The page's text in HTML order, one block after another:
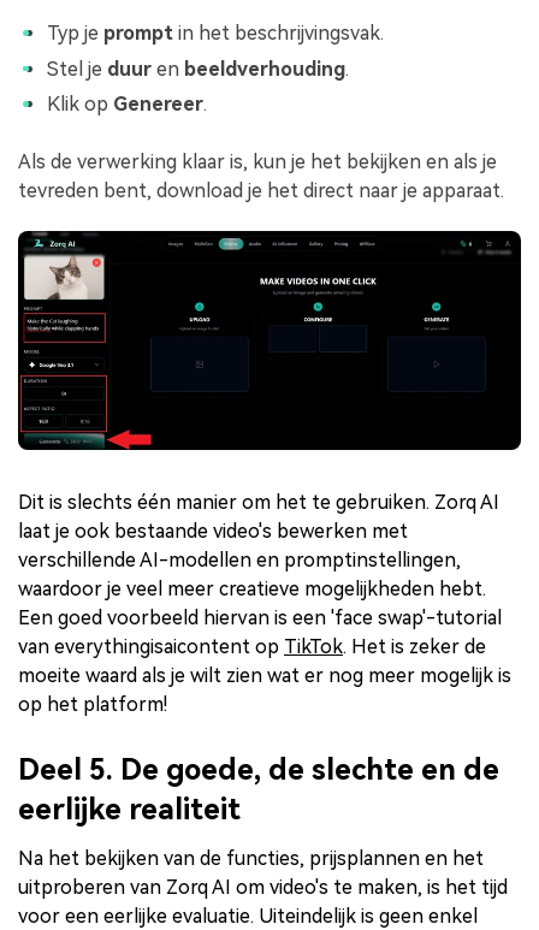
Typ je prompt in het beschrijvingsvak.
Stel je duur en beeldverhouding.
Klik op Genereer.
Als de verwerking klaar is, kun je het bekijken en als je
tevreden bent, download je het direct naar je apparaat.
Dit is slechts één manier om het te gebruiken. Zorq AI
laat je ook bestaande video's bewerken met
verschillende AI-modellen en promptinstellingen,
waardoor je veel meer creatieve mogelijkheden hebt.
Een goed voorbeeld hiervan is een 'face swap'-tutorial
van everythingisaicontent op TikTok. Het is zeker de
moeite waard als je wilt zien wat er nog meer mogelijk is
op het platform!
Deel 5. De goede, de slechte en de
eerlijke realiteit
Na het bekijken van de functies, prijsplannen en het
uitproberen van Zorq AI om video's te maken, is het tijd
voor een eerlijke evaluatie. Uiteindelijk is geen enkel